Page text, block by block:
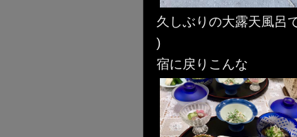
久しぶりの大露天風呂
)
宿に戻りこんな